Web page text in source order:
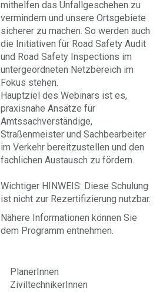
mithelfen das Unfallgeschehen zu
vermindern und unsere Ortsgebiete
sicherer zu machen. So werden auch
die Initiativen für Road Safety Audit
und Road Safety Inspections im
untergeordneten Netzbereich im
Fokus stehen.
Hauptziel des Webinars ist es,
praxisnahe Ansätze für
Amtssachverständige,
Straßenmeister und Sachbearbeiter
im Verkehr bereitzustellen und den
fachlichen Austausch zu fördern.
Wichtiger HINWEIS: Diese Schulung
ist nicht zur Rezertifizierung nutzbar.
Nähere Informationen können Sie
dem Programm entnehmen.
PlanerInnen
ZiviltechnikerInnen